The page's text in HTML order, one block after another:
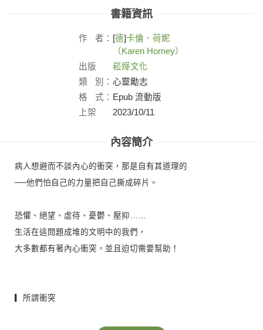
書籍資訊
作 者： [德]卡倫．荷妮
（Karen Horney）
出版
社：
崧燁文化
類
別： 心靈勵志
格
式： Epub 流動版
上架
2023/10/11
內容簡介
病人想避而不談內心的衝突，那是自有其道理的
──他們怕自己的力量把自己撕成碎片。
恐懼、絕望、虐待、憂鬱、壓抑……
生活在這問題成堆的文明中的我們，
大多數都有著內心衝突，並且迫切需要幫助！
▎所謂衝突